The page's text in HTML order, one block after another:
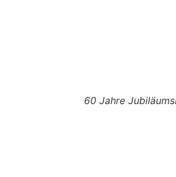
60 Jahre